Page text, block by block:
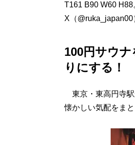
T161 B90 W60
X（@ruka_japan00
100円サウ
りにする！
東京・東高円寺駅
懐かしい気配をま